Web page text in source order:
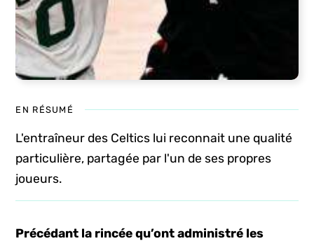
EN RÉSUMÉ
L'entraîneur des Celtics lui reconnait une qualité
particulière, partagée par l'un de ses propres
joueurs.
Précédant la rincée qu’ont administré les